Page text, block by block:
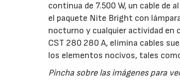
continua de 7.500 W, un cable
el paquete Nite Bright con
nocturno y cualquier actividad en
CST 280 280 A, elimina cables
los elementos nocivos, tales
Pincha sobre las imágenes para